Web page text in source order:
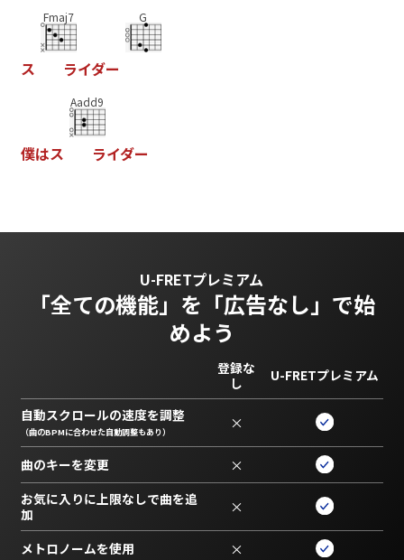
ス
Fmaj7
ライダー
G
僕はス
Aadd9
ライダー
U-FRETプレミアム
「全ての機能」を 「広告なし」で始
めよう
登録な
し
U-FRETプレミアム
自動スクロールの速度を調整
（曲のBPMに合わせた自動調整もあり） ×
曲のキーを変更 ×
お気に入りに上限なしで曲を追
加
×
メトロノームを使用 ×